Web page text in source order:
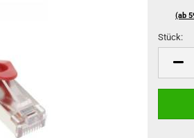
(ab
Stück:
Stück